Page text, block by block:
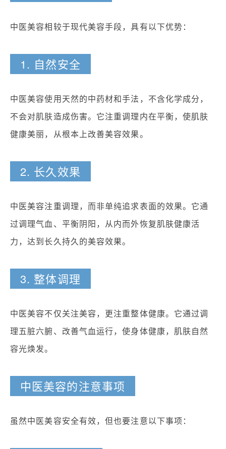
中医美容相较于现代美容手段，具有以下优势：
1. 自然安全
中医美容使用天然的中药材和手法，不含化学成分，
不会对肌肤造成伤害。它注重调理内在平衡，使肌肤
健康美丽，从根本上改善美容效果。
2. 长久效果
中医美容注重调理，而非单纯追求表面的效果。它通
过调理气血、平衡阴阳，从内而外恢复肌肤健康活
力，达到长久持久的美容效果。
3. 整体调理
中医美容不仅关注美容，更注重整体健康。它通过调
理五脏六腑、改善气血运行，使身体健康，肌肤自然
容光焕发。
中医美容的注意事项
虽然中医美容安全有效，但也要注意以下事项：